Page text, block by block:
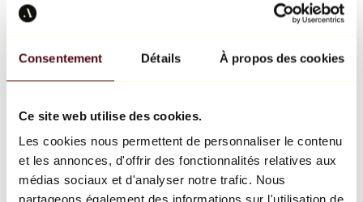
Consentement Détails À propos des cookies
Ce site web utilise des cookies.
Les cookies nous permettent de personnaliser le contenu
et les annonces, d'offrir des fonctionnalités relatives aux
médias sociaux et d'analyser notre trafic. Nous
partageons également des informations sur l'utilisation de
Richard Orlinski
Keith Haring
Jeff Koons
Jean-Michel Basquiat
Tous les designers
Œuvre de la semaine